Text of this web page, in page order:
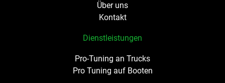
Über uns
Kontakt
Dienstleistungen
Pro-Tuning an Trucks
Pro Tuning auf Booten